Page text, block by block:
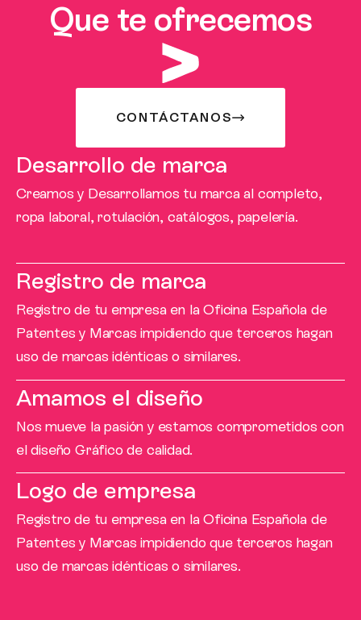
Que te ofrecemos
CONTÁCTANOS
Desarrollo de marca
Creamos y Desarrollamos tu marca al completo,
ropa laboral, rotulación, catálogos, papelería.
Registro de marca
Registro de tu empresa en la Oficina Española de
Patentes y Marcas impidiendo que terceros hagan
uso de marcas idénticas o similares.
Amamos el diseño
Nos mueve la pasión y estamos comprometidos con
el diseño Gráfico de calidad.
Logo de empresa
Registro de tu empresa en la Oficina Española de
Patentes y Marcas impidiendo que terceros hagan
uso de marcas idénticas o similares.